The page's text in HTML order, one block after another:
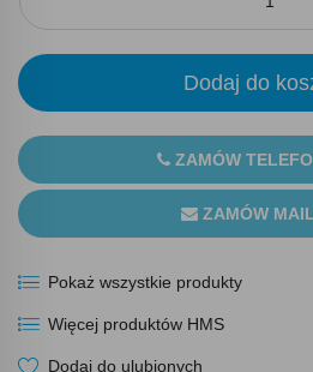
Dodaj do
ZAMÓW
ZAMÓW
Pokaż wszystkie produkty
Więcej produktów HMS
Dodaj do ulubionych